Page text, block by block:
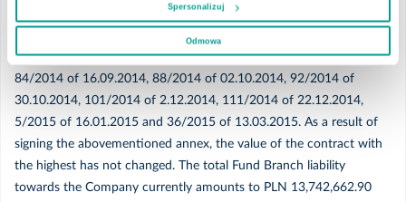
Spersonalizuj
Odmowa
Listopad
Październik
Wrzesień
Sierpień
rendered in the previous year (2014) in its current reports nos.
12/2014 of 24.01.2014, 36/2014 of 28.02.2014, 50/2014 of
30.04.2014, 62/2014 of 12.06.2014, 72/2014 of 23.07.2014,
84/2014 of 16.09.2014, 88/2014 of 02.10.2014, 92/2014 of
30.10.2014, 101/2014 of 2.12.2014, 111/2014 of 22.12.2014,
5/2015 of 16.01.2015 and 36/2015 of 13.03.2015. As a result of
signing the abovementioned annex, the value of the contract with
the highest has not changed. The total Fund Branch liability
towards the Company currently amounts to PLN 13,742,662.90